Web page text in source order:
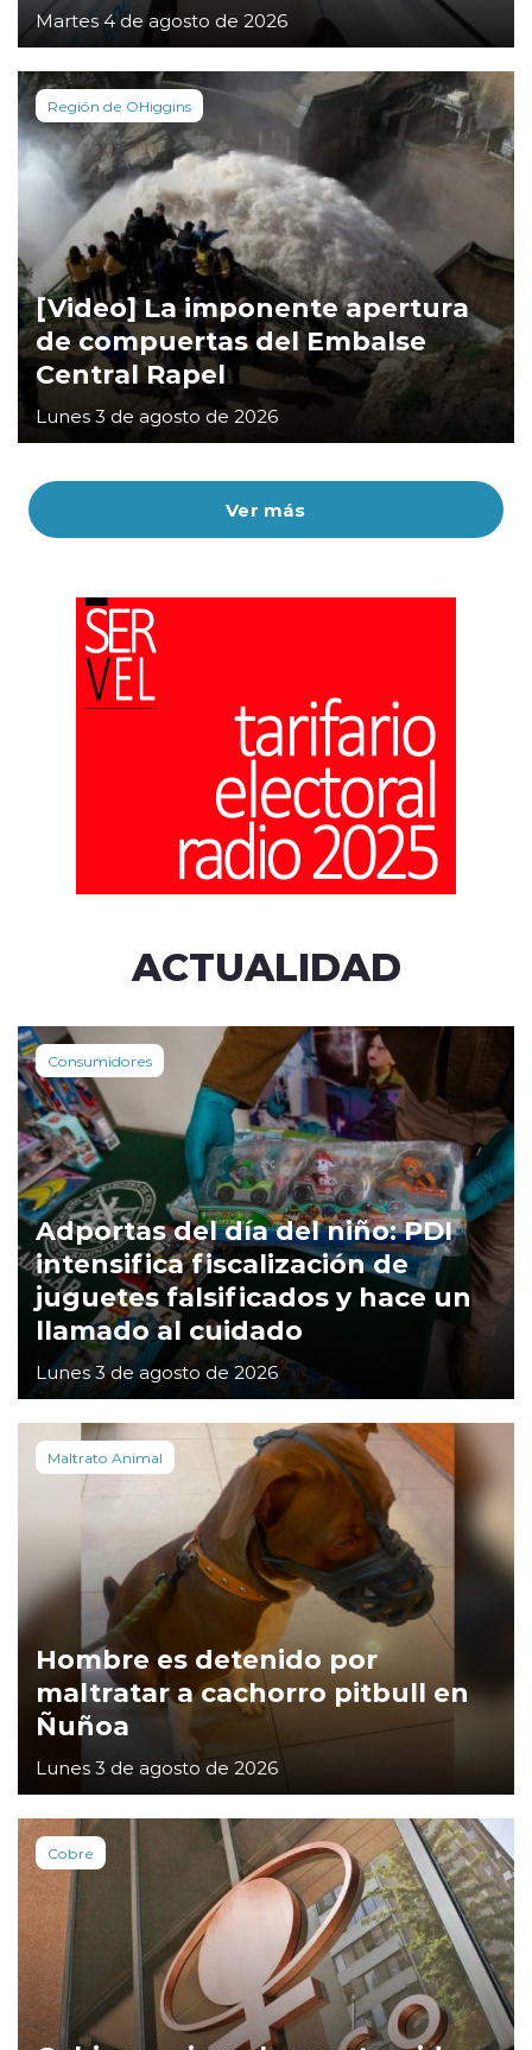
Ver más
Martes 4 de agosto de 2026
Región de OHiggins
[Video] La imponente apertura
de compuertas del Embalse
Central Rapel
Lunes 3 de agosto de 2026
ACTUALIDAD
Consumidores
Adportas del día del niño: PDI
intensifica fiscalización de
juguetes falsificados y hace un
llamado al cuidado
Lunes 3 de agosto de 2026
Maltrato Animal
Hombre es detenido por
maltratar a cachorro pitbull en
Ñuñoa
Lunes 3 de agosto de 2026
Cobre